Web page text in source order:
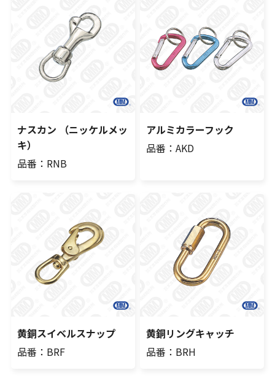
ナスカン （ニッケルメッ
キ）
品番：RNB
アルミカラーフック
品番：AKD
黄銅スイベルスナップ
品番：BRF
黄銅リングキャッチ
品番：BRH